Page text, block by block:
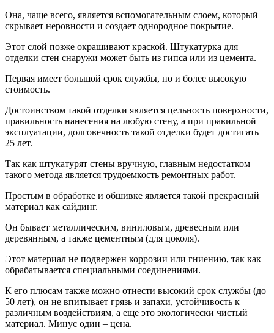
Она, чаще всего, является вспомогательным слоем, который
скрывает неровности и создает однородное покрытие.
Этот слой позже окрашивают краской. Штукатурка для
отделки стен снаружи может быть из гипса или из цемента.
Первая имеет большой срок службы, но и более высокую
стоимость.
Достоинством такой отделки является цельность поверхности,
правильность нанесения на любую стену, а при правильной
эксплуатации, долговечность такой отделки будет достигать
25 лет.
Так как штукатурят стены вручную, главным недостатком
такого метода является трудоемкость ремонтных работ.
Простым в обработке и обшивке является такой прекрасный
материал как сайдинг.
Он бывает металлическим, виниловым, древесным или
деревянным, а также цементным (для цоколя).
Этот материал не подвержен коррозии или гниению, так как
обрабатывается специальными соединениями.
К его плюсам также можно отнести высокий срок службы (до
50 лет), он не впитывает грязь и запахи, устойчивость к
различным воздействиям, а еще это экологически чистый
материал. Минус один – цена.